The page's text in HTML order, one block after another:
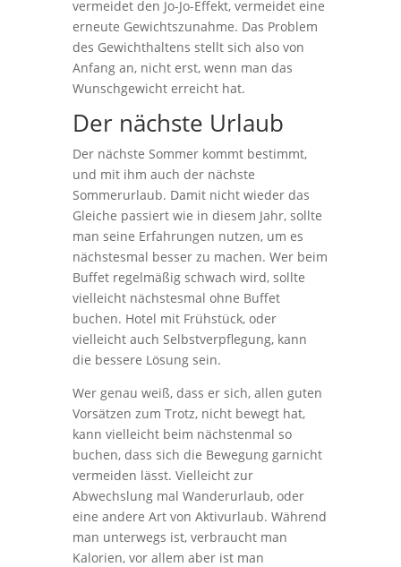
vermeidet den Jo-Jo-Effekt, vermeidet eine
erneute Gewichtszunahme. Das Problem
des Gewichthaltens stellt sich also von
Anfang an, nicht erst, wenn man das
Wunschgewicht erreicht hat.
Der nächste Urlaub
Der nächste Sommer kommt bestimmt,
und mit ihm auch der nächste
Sommerurlaub. Damit nicht wieder das
Gleiche passiert wie in diesem Jahr, sollte
man seine Erfahrungen nutzen, um es
nächstesmal besser zu machen. Wer beim
Buffet regelmäßig schwach wird, sollte
vielleicht nächstesmal ohne Buffet
buchen. Hotel mit Frühstück, oder
vielleicht auch Selbstverpflegung, kann
die bessere Lösung sein.
Wer genau weiß, dass er sich, allen guten
Vorsätzen zum Trotz, nicht bewegt hat,
kann vielleicht beim nächstenmal so
buchen, dass sich die Bewegung garnicht
vermeiden lässt. Vielleicht zur
Abwechslung mal Wanderurlaub, oder
eine andere Art von Aktivurlaub. Während
man unterwegs ist, verbraucht man
Kalorien, vor allem aber ist man